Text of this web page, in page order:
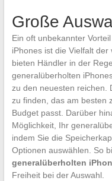
Große
Ein oft unbekannter
iPhones ist die Vielfalt
bieten Händler in der
generalüberholten
zu den neuesten reichen.
zu finden, das am besten
Budget passt. Darüber
Möglichkeit, Ihr
indem Sie die
Optionen auswählen. So
generalüberholten
Freiheit bei der Auswahl.